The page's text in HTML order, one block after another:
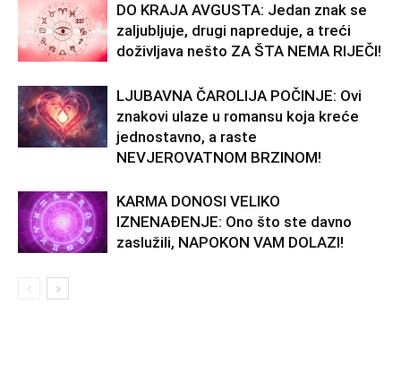
DO KRAJA AVGUSTA: Jedan znak se
zaljubljuje, drugi napreduje, a treći
doživljava nešto ZA ŠTA NEMA RIJEČI!
LJUBAVNA ČAROLIJA POČINJE: Ovi
znakovi ulaze u romansu koja kreće
jednostavno, a raste
NEVJEROVATNOM BRZINOM!
KARMA DONOSI VELIKO
IZNENAĐENJE: Ono što ste davno
zaslužili, NAPOKON VAM DOLAZI!